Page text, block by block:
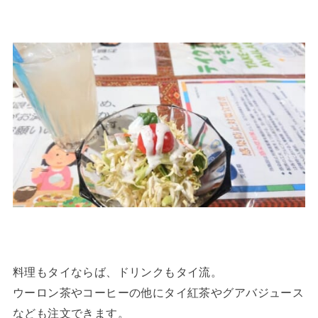
料理もタイならば、ドリンクもタイ流。
ウーロン茶やコーヒーの他にタイ紅茶やグアバジュース
なども注文できます。